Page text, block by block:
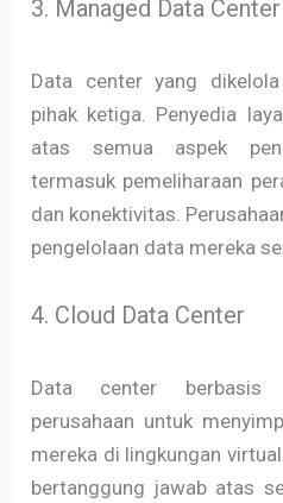
3. Managed Data Center
Data center yang
pihak ketiga. Penyedia
atas semua aspek
termasuk pemeliharaan
dan konektivitas.
pengelolaan data mereka
4. Cloud Data Center
Data center berbasis
perusahaan untuk
mereka di lingkungan
bertanggung jawab atas